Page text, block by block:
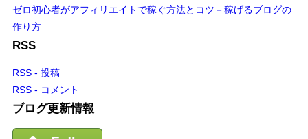
ゼロ初心者がアフィリエイトで稼ぐ方法とコツ－稼げるブログの
作り方
RSS
RSS - 投稿
RSS - コメント
ブログ更新情報